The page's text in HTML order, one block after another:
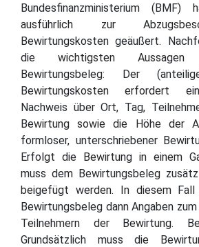
Bundesfinanzministerium
ausführlich zur
Bewirtungskosten geäußert.
die wichtigsten Aussagen
Bewirtungsbeleg: Der
Bewirtungskosten erfordert
Nachweis über Ort, Tag,
Bewirtung sowie die Höhe der
formloser, unterschriebener
Erfolgt die Bewirtung in einem
muss dem Bewirtungsbeleg
beigefügt werden. In diesem
Bewirtungsbeleg dann Angaben
Teilnehmern der Bewirtung.
Grundsätzlich muss die